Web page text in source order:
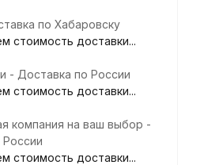
по Хабаровску
стоимость доставки...
- Доставка по России
стоимость доставки...
компания на ваш выбор -
стоимость доставки...